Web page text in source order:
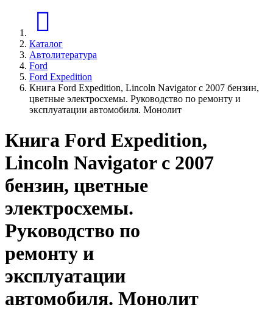
Каталог
Автолитература
Ford
Ford Expedition
Книга Ford Expedition, Lincoln Navigator с 2007 бензин,
цветные электросхемы. Руководство по ремонту и
эксплуатации автомобиля. Монолит
Книга Ford Expedition,
Lincoln Navigator с 2007
бензин, цветные
электросхемы.
Руководство по
ремонту и
эксплуатации
автомобиля. Монолит